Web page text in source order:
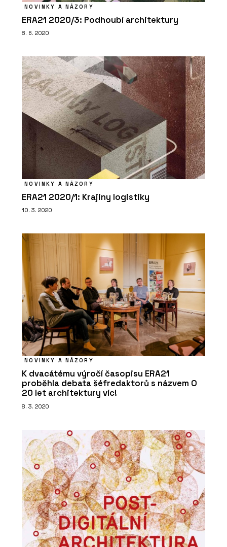
PRODUKTY
PRODUKTY
Třívrstvé desky NOVATOP FACADE
PRODUKTY
Duté panely NOVATOP ELEMENT
PRODUKTY
NOVINKY A NÁZORY
ERA21 2020/3: Podhoubí architektury
8. 6. 2020
NOVINKY A NÁZORY
ERA21 2020/1: Krajiny logistiky
10. 3. 2020
NOVINKY A NÁZORY
K dvacátému výročí časopisu ERA21
proběhla debata šéfredaktorů s názvem O
20 let architektury víc!
8. 3. 2020